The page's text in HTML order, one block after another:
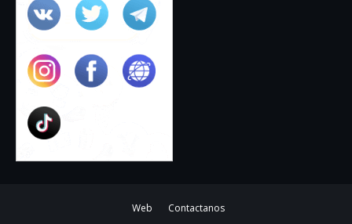
Web Contactanos